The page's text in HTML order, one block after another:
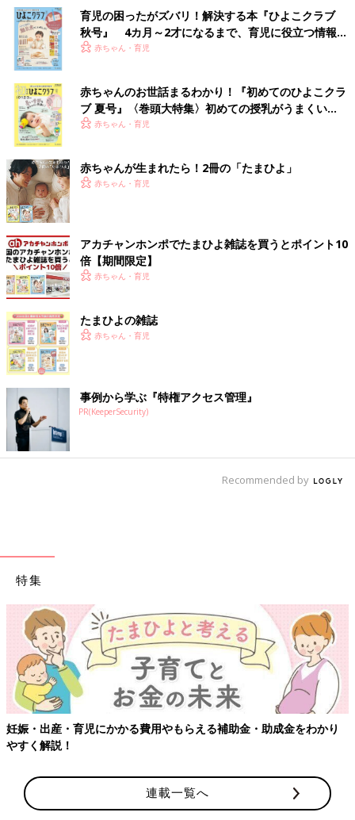
育児の困ったがズバリ！解決する本『ひよこクラブ
秋号』 4カ月～2才になるまで、育児に役立つ情報が
いっぱい！
赤ちゃん・育児
赤ちゃんのお世話まるわかり！『初めてのひよこクラ
ブ 夏号』〈巻頭大特集〉初めての授乳がうまくい
く！ おっぱい・ミルクの基本と夏のトラブル 解決テ
赤ちゃん・育児
赤ちゃんが生まれたら！2冊の「たまひよ」
赤ちゃん・育児
アカチャンホンポでたまひよ雑誌を買うとポイント10
倍【期間限定】
赤ちゃん・育児
たまひよの雑誌
赤ちゃん・育児
事例から学ぶ『特権アクセス管理』
PR(KeeperSecurity)
Recommended by
特集
金・助成金をわかり 【ワクチン接種できるものも】妊婦の感染
連載一覧へ